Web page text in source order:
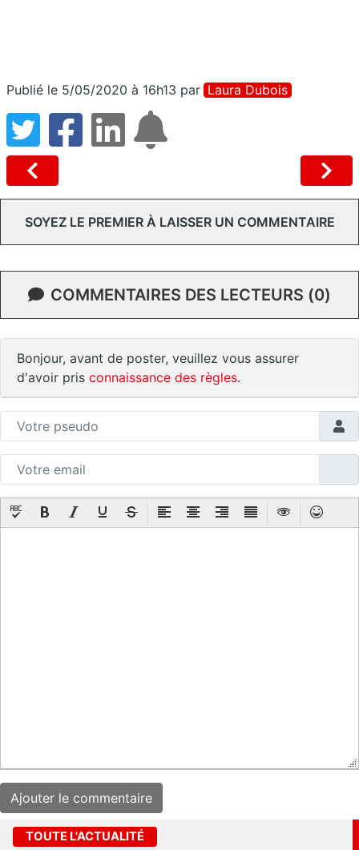
Publié le 5/05/2020 à 16h13 par Laura Dubois
SOYEZ LE PREMIER À LAISSER UN COMMENTAIRE
COMMENTAIRES DES LECTEURS (0)
Bonjour, avant de poster, veuillez vous assurer
d'avoir pris connaissance des règles.
TOUTE L'ACTUALITÉ